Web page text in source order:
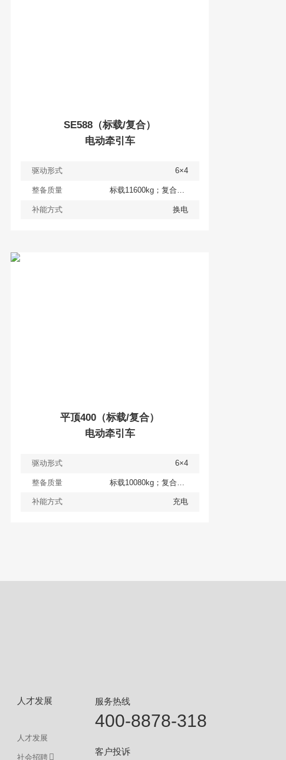
SE588（标载/复合）
电动牵引车
驱动形式 6×4
整备质量
补能方式 换电
平顶400（标载/复合）
电动牵引车
驱动形式 6×4
整备质量
补能方式 充电
人才发展
人才发展
社会招聘
服务热线
400-8878-318
客户投诉